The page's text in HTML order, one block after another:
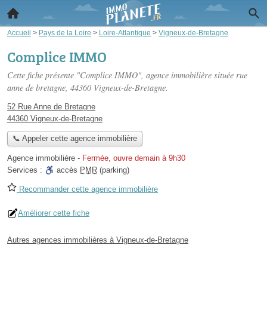
Accueil > Pays de la Loire > Loire-Atlantique > Vigneux-de-Bretagne
Complice IMMO
Cette fiche présente "Complice IMMO", agence immobilière située rue
anne de bretagne, 44360 Vigneux-de-Bretagne.
52 Rue Anne de Bretagne
44360 Vigneux-de-Bretagne
📞 Appeler cette agence immobilière
Agence immobilière - Fermée, ouvre demain à 9h30
Services :
accès PMR (parking)
Recommander cette agence immobilière
Améliorer cette fiche
Autres agences immobilières à Vigneux-de-Bretagne